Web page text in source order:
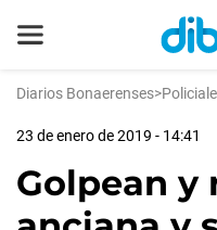
Diarios Bonaerenses>
23 de enero de 2019 - 14:41
Golpean y